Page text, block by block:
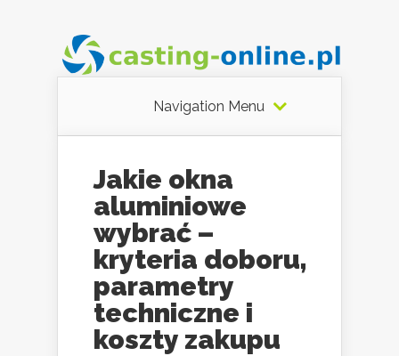
Navigation Menu
Jakie okna
aluminiowe
wybrać –
kryteria doboru,
parametry
techniczne i
koszty zakupu